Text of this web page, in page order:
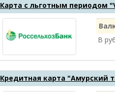
Карта с льготным периодом
В
Кредитная карта "Амурский